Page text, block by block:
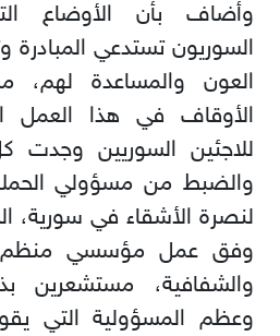
وأضاف بأن الأوضاع
السوريون تستدعي المبادرة
العون والمساعدة لهم،
الأوقاف في هذا العمل
للاجئين السوريين وجدت
والضبط من مسؤولي
لنصرة الأشقاء في سورية،
وفق عمل مؤسسي
والشفافية،
وعظم المسؤولية التي